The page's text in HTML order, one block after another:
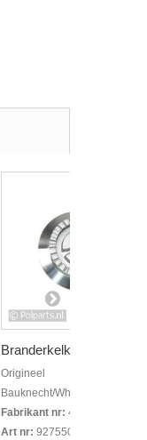
Branderkelk 35mm H x...
Origineel
Bauknecht/Whirlpool
Fabrikant nr: 481936078398
Art nr: 92755040